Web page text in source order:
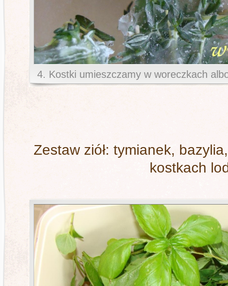
4. Kostki umieszczamy w woreczkach
Zestaw ziół: tymianek,
kostkach